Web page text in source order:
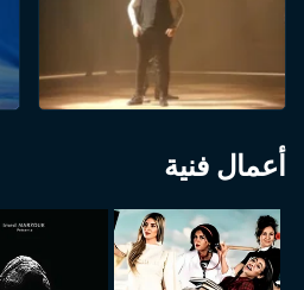
أعمال فنية